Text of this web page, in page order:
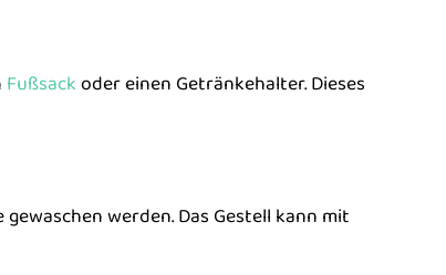
Fußsackoder einen Getränkehalter. Dieses
werden. Das Gestell kann mit